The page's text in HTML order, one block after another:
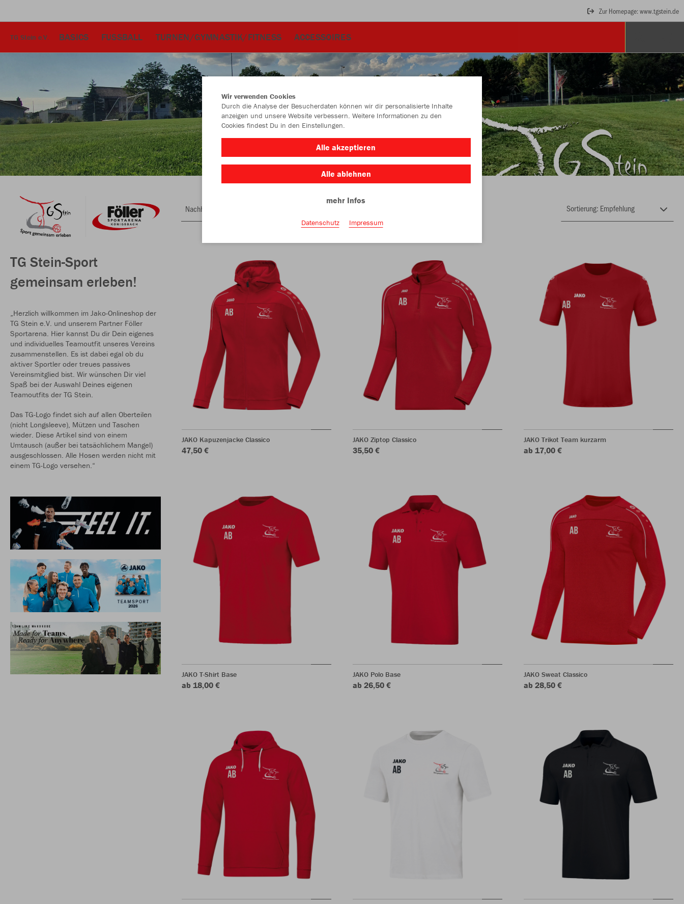
Zur Homepage: www.tgstein.de
TG Stein e.V. BASICS FUSSBALL TURNEN/GYMNASTIK/FITNESS ACCESSOIRES
TG Stein-Sport
gemeinsam erleben!
„Herzlich willkommen im Jako-Onlineshop der
TG Stein e.V. und unserem Partner Föller
Sportarena. Hier kannst Du dir Dein eigenes
und individuelles Teamoutfit unseres Vereins
zusammenstellen. Es ist dabei egal ob du
aktiver Sportler oder treues passives
Vereinsmitglied bist. Wir wünschen Dir viel
Spaß bei der Auswahl Deines eigenen
Teamoutfits der TG Stein.
Das TG-Logo findet sich auf allen Oberteilen
(nicht Longsleeve), Mützen und Taschen
wieder. Diese Artikel sind von einem
Umtausch (außer bei tatsächlichem Mangel)
ausgeschlossen. Alle Hosen werden nicht mit
einem TG-Logo versehen.“
Nachhaltig
JAKO Kapuzenjacke Classico
47,50 €
JAKO Ziptop Classico
35,50 €
JAKO Trikot Team kurzarm
ab 17,00 €
JAKO T-Shirt Base
ab 18,00 €
JAKO Polo Base
ab 26,50 €
JAKO Sweat Classico
ab 28,50 €
Wir verwenden Cookies
Durch die Analyse der Besucherdaten können wir dir personalisierte Inhalte
anzeigen und unsere Website verbessern. Weitere Informationen zu den
Cookies findest Du in den Einstellungen.
Alle akzeptieren
Alle ablehnen
mehr Infos
Datenschutz Impressum